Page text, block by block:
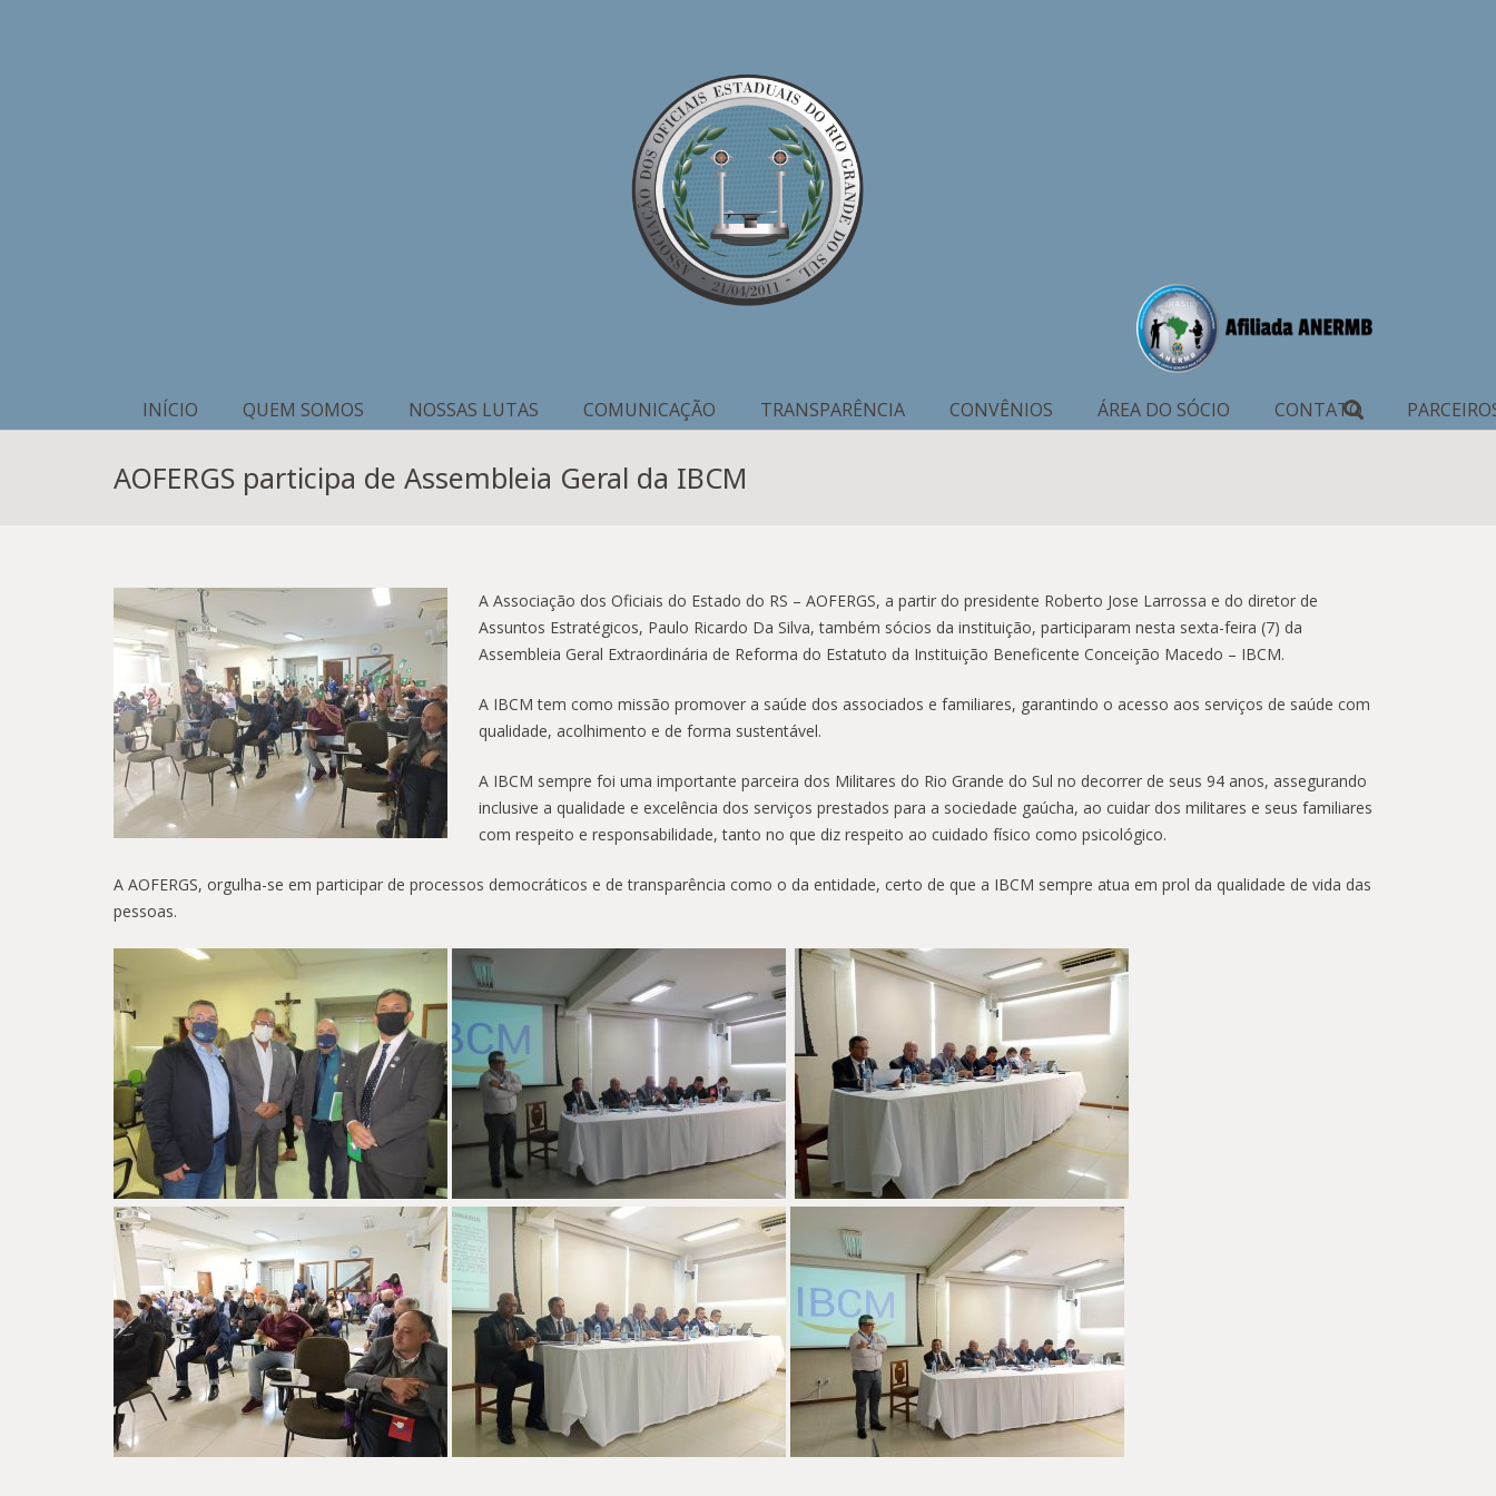
INÍCIO QUEM SOMOS NOSSAS LUTAS COMUNICAÇÃO TRANSPARÊNCIA CONVÊNIOS ÁREA DO SÓCIO CONTATO
AOFERGS participa de Assembleia Geral da IBCM
A Associação dos Oficiais do Estado do RS – AOFERGS, a partir do presidente Roberto Jose Larrossa e do diretor de
Assuntos Estratégicos, Paulo Ricardo Da Silva, também sócios da instituição, participaram nesta sexta-feira (7) da
Assembleia Geral Extraordinária de Reforma do Estatuto da Instituição Beneficente Conceição Macedo – IBCM.
A IBCM tem como missão promover a saúde dos associados e familiares, garantindo o acesso aos serviços de saúde com
qualidade, acolhimento e de forma sustentável.
A IBCM sempre foi uma importante parceira dos Militares do Rio Grande do Sul no decorrer de seus 94 anos, assegurando
inclusive a qualidade e excelência dos serviços prestados para a sociedade gaúcha, ao cuidar dos militares e seus familiares
com respeito e responsabilidade, tanto no que diz respeito ao cuidado físico como psicológico.
A AOFERGS, orgulha-se em participar de processos democráticos e de transparência como o da entidade, certo de que a IBCM sempre atua em prol da qualidade de vida das
pessoas.